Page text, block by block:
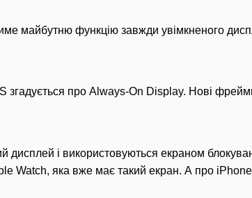
майбутню функцію завжди увімкненого
згадується про Always-On Display. Нові
дисплей і використовуються екраном
Watch, яка вже має такий екран. А про